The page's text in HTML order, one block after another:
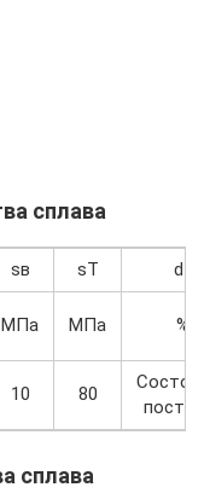
сплава
sв sT d5
МПа МПа %
10 80
сплава